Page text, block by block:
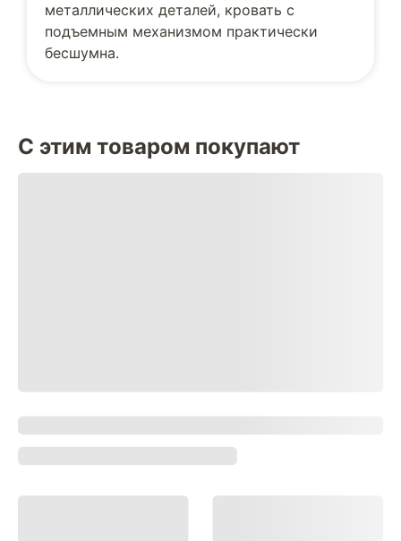
металлических деталей, кровать с
подъемным механизмом практически
бесшумна.
С этим товаром покупают